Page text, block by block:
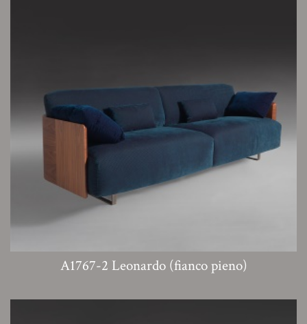
A1767-2 Leonardo (fianco pieno)